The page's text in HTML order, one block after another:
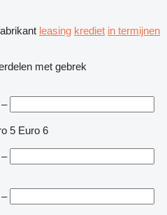
leasing krediet in termijnen
met gebrek
–
5 Euro 6
–
–